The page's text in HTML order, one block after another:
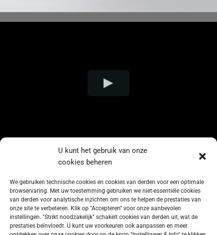
U kunt het gebruik van onze
cookies beheren
We gebruiken technische cookies en cookies van derden voor een optimale
browservaring. Met uw toestemming gebruiken we niet-essentiële cookies
van derden voor analytische inzichten om ons te helpen de prestaties van
onze site te verbeteren. Klik op "Accepteren" voor onze aanbevolen
instellingen. "Strikt noodzakelijk" schakelt cookies van derden uit, wat de
prestaties beïnvloedt. U kunt uw voorkeuren ook aanpassen en meer